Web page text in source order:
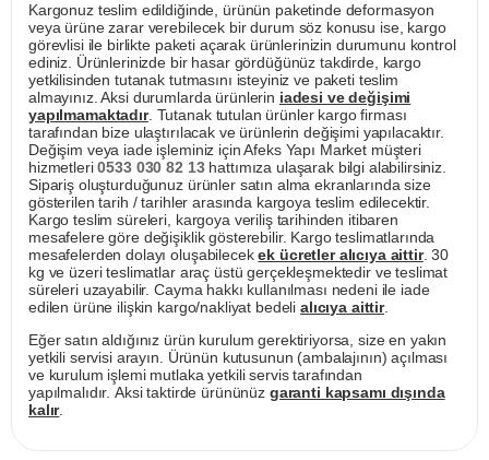
Kargonuz teslim edildiğinde, ürünün paketinde deformasyon
veya ürüne zarar verebilecek bir durum söz konusu ise, kargo
görevlisi ile birlikte paketi açarak ürünlerinizin durumunu kontrol
ediniz. Ürünlerinizde bir hasar gördüğünüz takdirde, kargo
yetkilisinden tutanak tutmasını isteyiniz ve paketi teslim
almayınız. Aksi durumlarda ürünlerin iadesi ve değişimi
yapılmamaktadır. Tutanak tutulan ürünler kargo firması
tarafından bize ulaştırılacak ve ürünlerin değişimi yapılacaktır.
Değişim veya iade işleminiz için Afeks Yapı Market müşteri
hizmetleri0533 030 82 13hattımıza ulaşarak bilgi alabilirsiniz.
Sipariş oluşturduğunuz ürünler satın alma ekranlarında size
gösterilen tarih / tarihler arasında kargoya teslim edilecektir.
Kargo teslim süreleri, kargoya veriliş tarihinden itibaren
mesafelere göre değişiklik gösterebilir. Kargo teslimatlarında
mesafelerden dolayı oluşabilecekek ücretler alıcıya aittir. 30
kg ve üzeri teslimatlar araç üstü gerçekleşmektedir ve teslimat
süreleri uzayabilir. Cayma hakkı kullanılması nedeni ile iade
edilen ürüne ilişkin kargo/nakliyat bedeli alıcıya aittir.
Eğer satın aldığınız ürün kurulum gerektiriyorsa, size en yakın
yetkili servisi arayın. Ürünün kutusunun (ambalajının) açılması
ve kurulum işlemi mutlaka yetkili servis tarafından
yapılmalıdır. Aksi taktirde ürününüz garanti kapsamı dışında
kalır.